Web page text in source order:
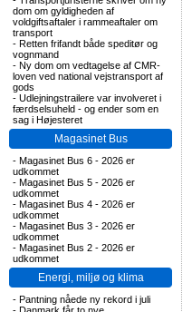
dom om gyldigheden af
voldgiftsaftaler i rammeaftaler om
transport
- Retten frifandt både speditør og
vognmand
- Ny dom om vedtagelse af CMR-
loven ved national vejstransport af
gods
- Udlejningstrailere var involveret i
færdselsuheld - og ender som en
sag i Højesteret
Magasinet Bus
- Magasinet Bus 6 - 2026 er
udkommet
- Magasinet Bus 5 - 2026 er
udkommet
- Magasinet Bus 4 - 2026 er
udkommet
- Magasinet Bus 3 - 2026 er
udkommet
- Magasinet Bus 2 - 2026 er
udkommet
Energi, miljø og klima
- Pantning nåede ny rekord i juli